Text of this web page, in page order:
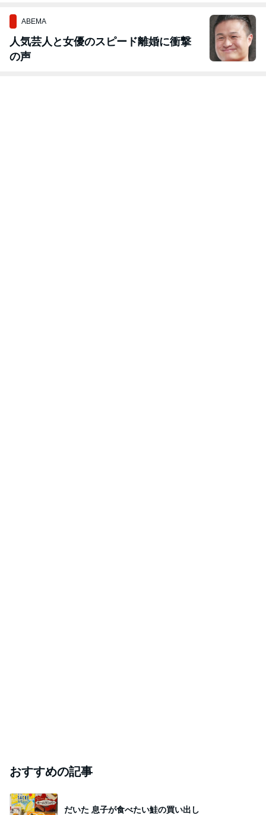
ABEMA
人気芸人と女優のスピード離婚に衝撃
の声
おすすめの記事
だいた 息子が食べたい鮭の買い出し